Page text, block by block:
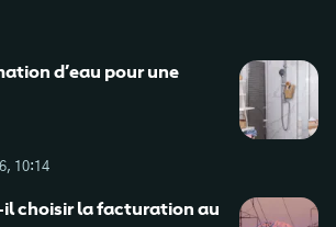
d’eau pour une
10:14
choisir la facturation au